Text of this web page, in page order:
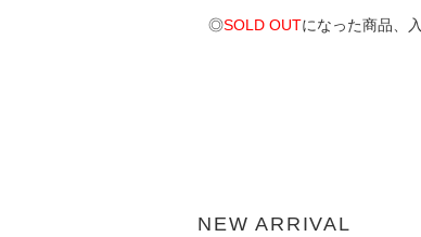
◎SOLD OUTになった商品、
NEW ARRIVAL